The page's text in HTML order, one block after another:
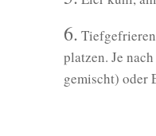
6.
platzen. Je
gemischt) oder